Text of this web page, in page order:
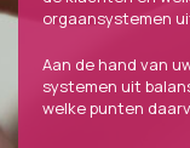
orgaansystemen
Aan de hand van
systemen uit
welke punten